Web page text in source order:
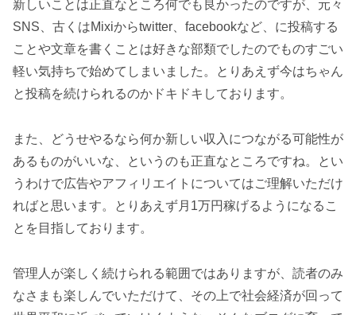
新しいことは正直なところ何でも良かったのですが、元々
SNS、古くはMixiからtwitter、facebookなど、に投稿する
ことや文章を書くことは好きな部類でしたのでものすごい
軽い気持ちで始めてしまいました。とりあえず今はちゃん
と投稿を続けられるのかドキドキしております。
また、どうせやるなら何か新しい収入につながる可能性が
あるものがいいな、というのも正直なところですね。とい
うわけで広告やアフィリエイトについてはご理解いただけ
ればと思います。とりあえず月1万円稼げるようになるこ
とを目指しております。
管理人が楽しく続けられる範囲ではありますが、読者のみ
なさまも楽しんでいただけて、その上で社会経済が回って